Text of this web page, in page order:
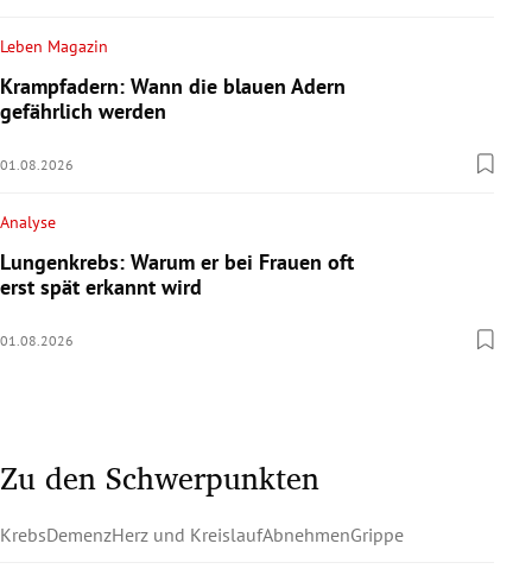
Leben Magazin
Krampfadern: Wann die blauen Adern
gefährlich werden
01.08.2026
Analyse
Lungenkrebs: Warum er bei Frauen oft
erst spät erkannt wird
01.08.2026
Zu den Schwerpunkten
KrebsDemenzHerz und KreislaufAbnehmenGrippe